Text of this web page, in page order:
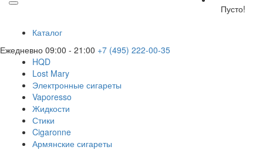
Пусто!
Каталог
Ежедневно 09:00 - 21:00 +7 (495) 222-00-35
HQD
Lost Mary
Электронные сигареты
Vaporesso
Жидкости
Стики
Cigaronne
Армянские сигареты